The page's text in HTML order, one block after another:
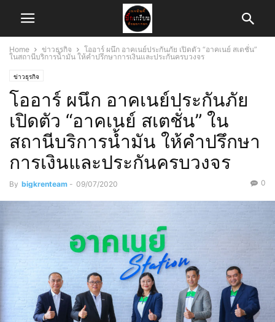
Home ข่าวธุรกิจ
โออาร์ ผนึก อาคเนย์ประกันภัย เปิดตัว “อาคเนย์ สเตชั่น”
ในสถานีบริการน้ำมัน ให้คำปรึกษาการเงินและประกันครบวงจร
ข่าวธุรกิจ
โออาร์ ผนึก อาคเนย์ประกันภัย
เปิดตัว “อาคเนย์ สเตชั่น” ใน
สถานีบริการน้ำมัน ให้คำปรึกษา
การเงินและประกันครบวงจร
By bigkrenteam - 09/07/2020 0